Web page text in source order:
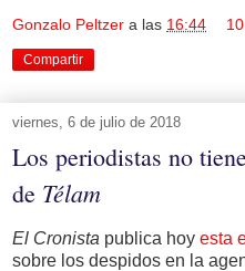
Gonzalo Peltzer a las 16:44
Compartir
viernes, 6 de julio de 2018
Los periodistas no
de Télam
El Cronista publica hoy esta
sobre los despidos en la